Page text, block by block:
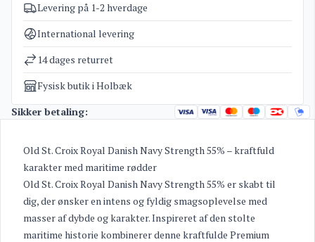
Varenummer
4409
Kategorier
Vægt
1,7 kg
Levering på 1-2 hverdage
International levering
14 dages returret
Fysisk butik i Holbæk
Sikker betaling:
Old St. Croix Royal Danish Navy Strength 55% – kraftfuld
karakter med maritime rødder
Old St. Croix Royal Danish Navy Strength 55% er skabt til
dig, der ønsker en intens og fyldig smagsoplevelse med
masser af dybde og karakter. Inspireret af den stolte
maritime historie kombinerer denne kraftfulde Premium